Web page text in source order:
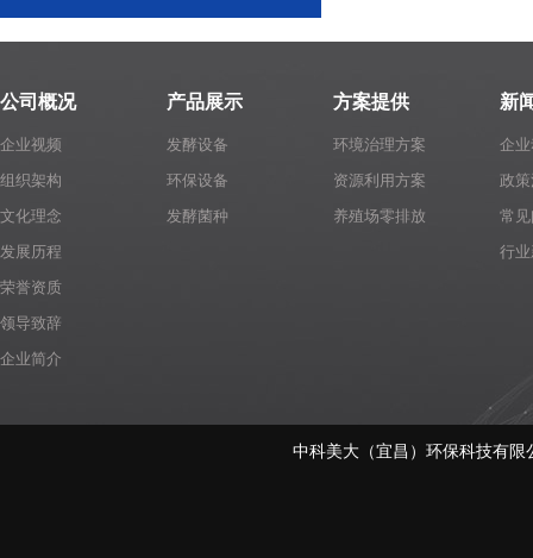
公司概况
企业视频
组织架构
文化理念
发展历程
荣誉资质
领导致辞
企业简介
产品展示
发酵设备
环保设备
发酵菌种
方案提供
环境治理方案
资源利用方案
养殖场零排放
新
企
政
常
行
中科美大（宜昌）环保科技有限